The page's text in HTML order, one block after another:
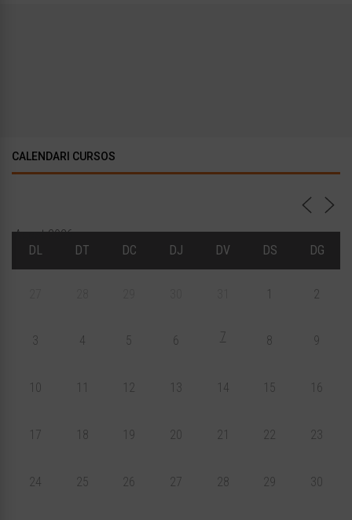
CALENDARI CURSOS
Agost 2026
DL
DT DC DJ DV DS DG
1 2
3 4 5 6 7 8 9
10 11 12 13 14 15 16
17 18 19 20 21 22 23
24 25 26 27 28 29 30